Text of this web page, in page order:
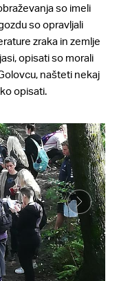
so imeli
so opravljali
zraka in zemlje
opisati so morali
našteti nekaj
opisati.